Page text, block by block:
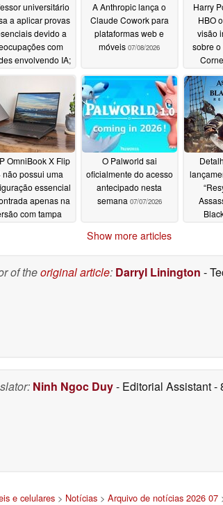
universitário
a aplicar provas
devido a
com
envolvendo IA;
A Anthropic lança o
Claude Cowork para
plataformas web e
móveis 07/08/2026
Harry
HBO
visão
sobre
OmniBook X Flip
não possui uma
essencial
apenas na
com tampa
O Palworld sai
oficialmente do acesso
antecipado nesta
semana 07/07/2026
Show more articles
of theoriginal article: Darryl Linington -
Ninh Ngoc Duy- Editorial Assistant-
e celulares > Notícias > Arquivo de notícias 2026 07